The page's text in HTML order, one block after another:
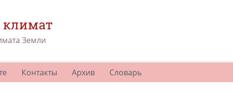
Земли
Контакты Архив Словарь